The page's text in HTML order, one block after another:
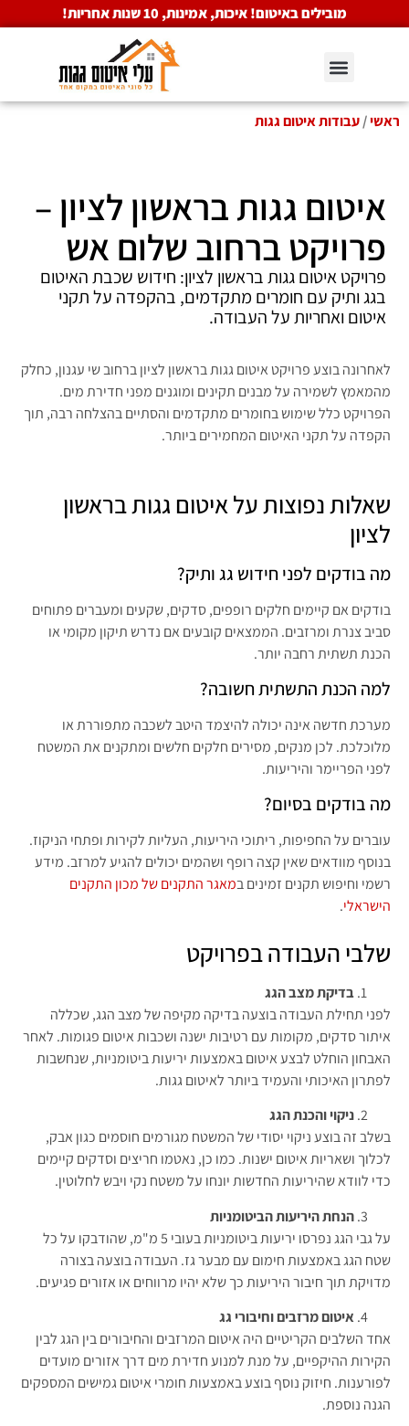
מובילים באיטום! איכות, אמינות, 10 שנות אחריות!
ראשי/עבודות איטום גגות
איטום גגות בראשון לציון –
פרויקט ברחוב שלום אש
פרויקט איטום גגות בראשון לציון: חידוש שכבת האיטום
בגג ותיק עם חומרים מתקדמים, בהקפדה על תקני
איטום ואחריות על העבודה.
לאחרונה בוצע פרויקט איטום גגות בראשון לציון ברחוב שי עגנון, כחלק
מהמאמץ לשמירה על מבנים תקינים ומוגנים מפני חדירת מים.
הפרויקט כלל שימוש בחומרים מתקדמים והסתיים בהצלחה רבה, תוך
הקפדה על תקני האיטום המחמירים ביותר.
שאלות נפוצות על איטום גגות בראשון
לציון
מה בודקים לפני חידוש גג ותיק?
בודקים אם קיימים חלקים רופפים, סדקים, שקעים ומעברים פתוחים
סביב צנרת ומרזבים. הממצאים קובעים אם נדרש תיקון מקומי או
הכנת תשתית רחבה יותר.
למה הכנת התשתית חשובה?
מערכת חדשה אינה יכולה להיצמד היטב לשכבה מתפוררת או
מלוכלכת. לכן מנקים, מסירים חלקים חלשים ומתקנים את המשטח
לפני הפריימר והיריעות.
מה בודקים בסיום?
עוברים על החפיפות, ריתוכי היריעות, העליות לקירות ופתחי הניקוז.
בנוסף מוודאים שאין קצה רופף ושהמים יכולים להגיע למרזב. מידע
רשמי וחיפוש תקנים זמינים במאגר התקנים של מכון התקנים
הישראלי.
שלבי העבודה בפרויקט
בדיקת מצב הגג
לפני תחילת העבודה בוצעה בדיקה מקיפה של מצב הגג, שכללה
איתור סדקים, מקומות עם רטיבות ישנה ושכבות איטום פגומות. לאחר
האבחון הוחלט לבצע איטום באמצעות יריעות ביטומניות, שנחשבות
לפתרון האיכותי והעמיד ביותר לאיטום גגות.
ניקוי והכנת הגג
בשלב זה בוצע ניקוי יסודי של המשטח מגורמים חוסמים כגון אבק,
לכלוך ושאריות איטום ישנות. כמו כן, נאטמו חריצים וסדקים קיימים
כדי לוודא שהיריעות החדשות יונחו על משטח נקי ויבש לחלוטין.
הנחת היריעות הביטומניות
על גבי הגג נפרסו יריעות ביטומניות בעובי 5 מ"מ, שהודבקו על כל
שטח הגג באמצעות חימום עם מבער גז. העבודה בוצעה בצורה
מדויקת תוך חיבור היריעות כך שלא יהיו מרווחים או אזורים פגיעים.
איטום מרזבים וחיבורי גג
אחד השלבים הקריטיים היה איטום המרזבים והחיבורים בין הגג לבין
הקירות ההיקפיים, על מנת למנוע חדירת מים דרך אזורים מועדים
לפורענות. חיזוק נוסף בוצע באמצעות חומרי איטום גמישים המספקים
הגנה נוספת.